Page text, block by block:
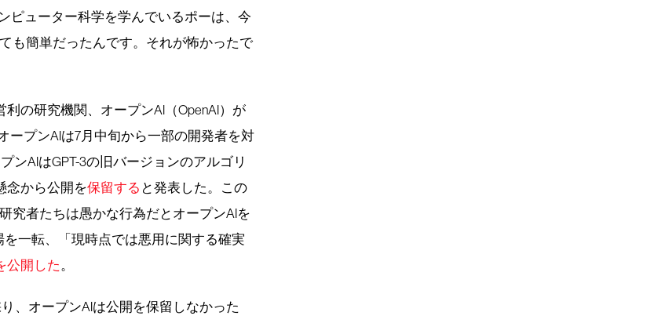
ピューター科学を学んでいるポーは、今
も簡単だったんです。それが怖かったで
の研究機関、オープンAI（OpenAI）が
ープンAIは7月中旬から一部の開発者を対
ンAIはGPT-3の旧バージョンのアルゴリ
念から公開を保留する と発表した。この
究者たちは愚かな行為だとオープンAIを
を一転、「現時点では悪用に関する確実
公開した。
、オープンAIは公開を保留しなかった